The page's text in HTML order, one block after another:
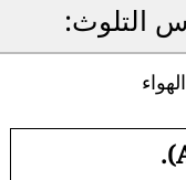
التلوث: